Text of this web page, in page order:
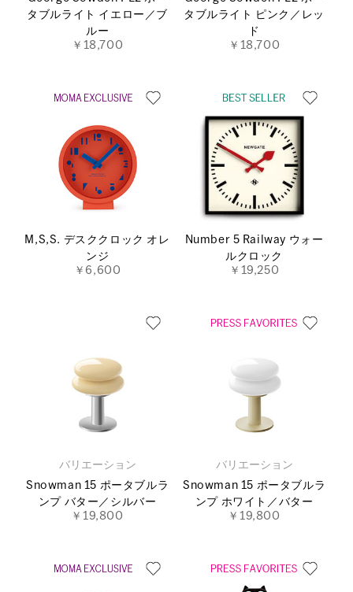
タブルライト イエロー／ブ
ルー
￥18,700
タブルライト ピンク／レッ
ド
￥18,700
M,S,S. デスククロック オレ
ンジ
￥6,600
Number 5 Railway ウォー
ルクロック
￥19,250
バリエーション
Snowman 15 ポータブルラ
ンプ バター／シルバー
￥19,800
バリエーション
Snowman 15 ポータブルラ
ンプ ホワイト／バター
￥19,800